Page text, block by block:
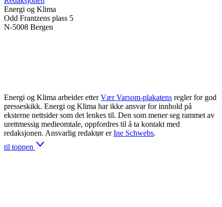
Energi og Klima
Odd Frantzens plass 5
N-5008 Bergen
Energi og Klima arbeider etter Vær Varsom-plakatens regler for god
presseskikk. Energi og Klima har ikke ansvar for innhold på
eksterne nettsider som det lenkes til. Den som mener seg rammet av
urettmessig medieomtale, oppfordres til å ta kontakt med
redaksjonen. Ansvarlig redaktør er Ine Schwebs.
til toppen